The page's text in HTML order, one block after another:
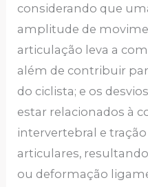
considerando que
amplitude de
articulação leva a
além de contribuir
do ciclista; e os
estar relacionados à
intervertebral e
articulares,
ou deformação